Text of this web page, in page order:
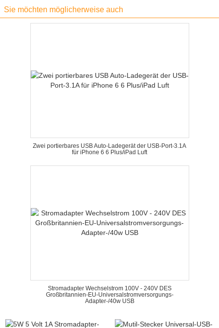
Sie möchten möglicherweise auch
Zwei portierbares USB Auto-Ladegerät der USB-Port-3.1A
für iPhone 6 6 Plus/iPad Luft
Stromadapter Wechselstrom 100V - 240V DES
Großbritannien-EU-Universalstromversorgungs-
Adapter-/40w USB